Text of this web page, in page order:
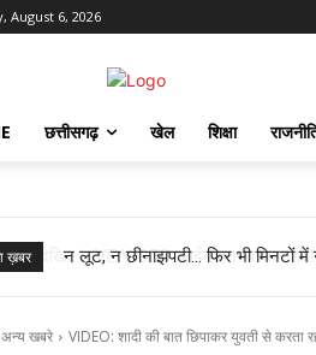
August 6, 2026
छत्तीसगढ़ खेल शिक्षा
ख़बर न लूट, न छीनाझपटी… फिर भी मिनटों
अन्य खबरे VIDEO: शादी की बात छिपाकर युवती से करता